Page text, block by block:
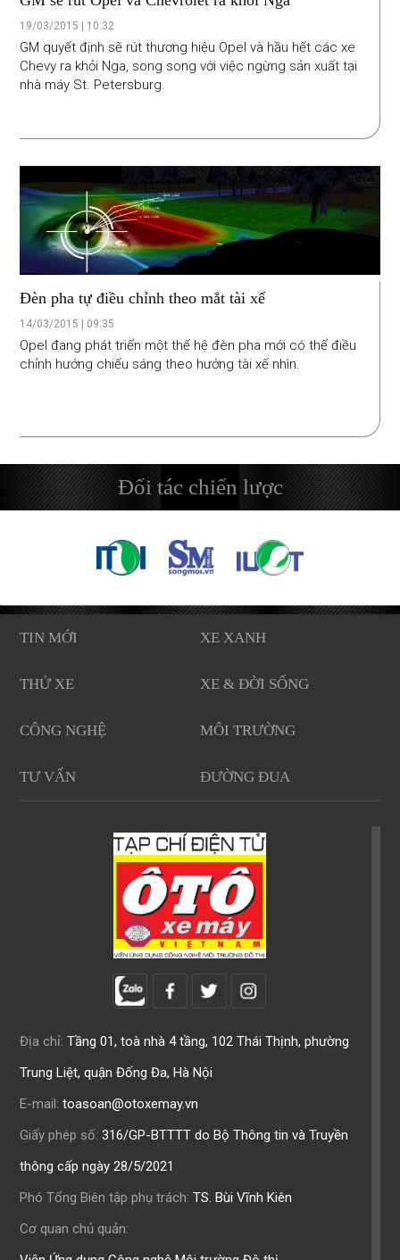
19/03/2015 | 10:32
GM quyết định sẽ rút thương hiệu Opel và hầu hết các xe
Chevy ra khỏi Nga, song song với việc ngừng sản xuất tại
nhà máy St. Petersburg.
Đèn pha tự điều chỉnh theo mắt tài xế
14/03/2015 | 09:35
Opel đang phát triển một thế hệ đèn pha mới có thể điều
chỉnh hướng chiếu sáng theo hướng tài xế nhìn.
Đối tác chiến lược
TIN MỚI XE XANH
THỬ XE XE & ĐỜI SỐNG
CÔNG NGHỆ MÔI TRƯỜNG
TƯ VẤN ĐƯỜNG ĐUA
Địa chỉ: Tầng 01, toà nhà 4 tầng, 102 Thái Thịnh, phường
Trung Liệt, quận Đống Đa, Hà Nội
E-mail: toasoan@otoxemay.vn
Giấy phép số: 316/GP-BTTTT do Bộ Thông tin và Truyền
thông cấp ngày 28/5/2021
Phó Tổng Biên tập phụ trách: TS. Bùi Vĩnh Kiên
Cơ quan chủ quản: